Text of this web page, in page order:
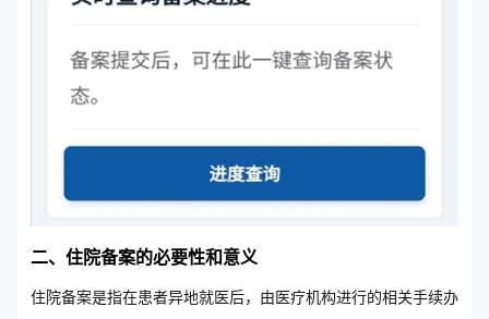
二、住院备案的必要性和意义
住院备案是指在患者异地就医后，由医疗机构进行的相关手续办